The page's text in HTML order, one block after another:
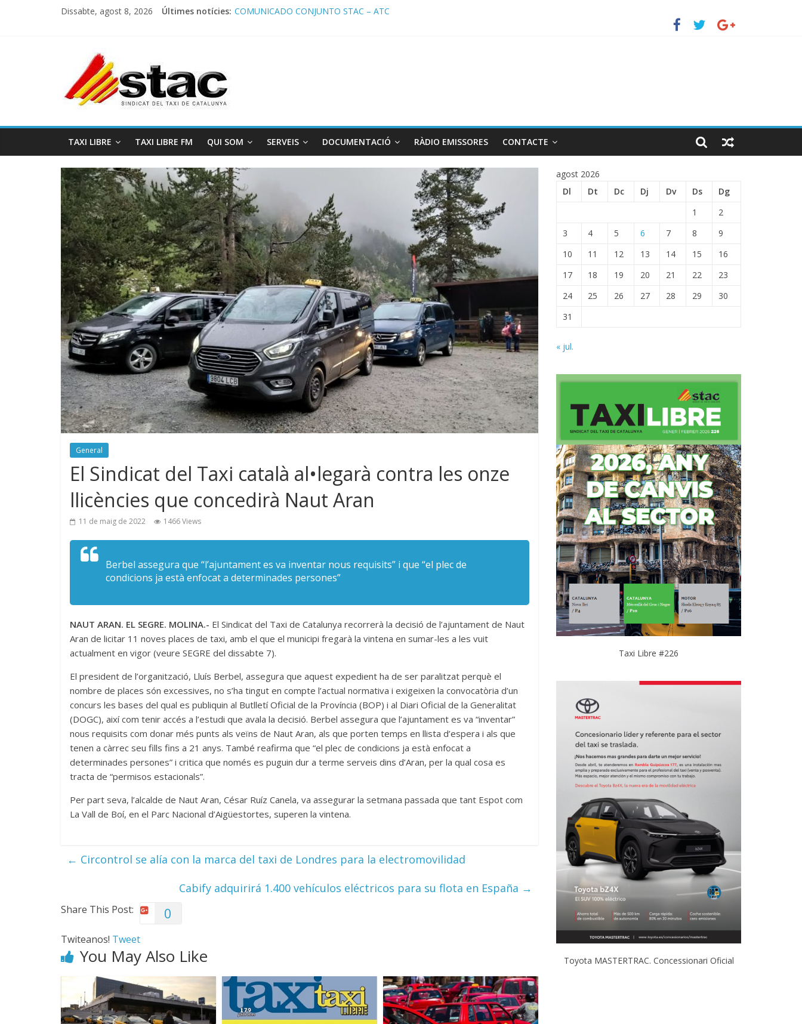
Dissabte, agost 8, 2026 Últimes notícies: COMUNICADO CONJUNTO STAC – ATC
TAXI LIBRE TAXI LIBRE FM QUI SOM SERVEIS DOCUMENTACIÓ RÀDIO EMISSORES CONTACTE
General
El Sindicat del Taxi català al•legarà contra les onze
llicències que concedirà Naut Aran
11 de maig de 2022 1466 Views
Berbel assegura que “l’ajuntament es va inventar nous requisits” i que “el plec de
condicions ja està enfocat a determinades persones”
NAUT ARAN. EL SEGRE. MOLINA.- El Sindicat del Taxi de Catalunya recorrerà la decisió de l’ajuntament de Naut
Aran de licitar 11 noves places de taxi, amb el que el municipi fregarà la vintena en sumar-les a les vuit
actualment en vigor (veure SEGRE del dissabte 7).
El president de l’organització, Lluís Berbel, assegura que aquest expedient ha de ser paralitzat perquè el
nombre de places són excessives, no s’ha tingut en compte l’actual normativa i exigeixen la convocatòria d’un
concurs les bases del qual es publiquin al Butlletí Oficial de la Província (BOP) i al Diari Oficial de la Generalitat
(DOGC), així com tenir accés a l’estudi que avala la decisió. Berbel assegura que l’ajuntament es va “inventar”
nous requisits com donar més punts als veïns de Naut Aran, als que porten temps en llista d’espera i als que
tenen a càrrec seu fills fins a 21 anys. També reafirma que “el plec de condicions ja està enfocat a
determinades persones” i critica que només es puguin dur a terme serveis dins d’Aran, per la qual cosa es
tracta de “permisos estacionals”.
Per part seva, l’alcalde de Naut Aran, César Ruíz Canela, va assegurar la setmana passada que tant Espot com
La Vall de Boí, en el Parc Nacional d’Aigüestortes, superen la vintena.
← Circontrol se alía con la marca del taxi de Londres para la electromovilidad
Cabify adquirirá 1.400 vehículos eléctricos para su flota en España →
Share This Post: 0
Twiteanos! Tweet
You May Also Like
agost 2026
Dl
Dt Dc Dj Dv Ds
Dg
1
2
3
4 5 6 7 8
9
10
11 12 13 14 15
16
17
18 19 20 21 22
23
24
25 26 27 28 29
30
31
« jul.
Taxi Libre #226
Toyota MASTERTRAC. Concessionari Oficial